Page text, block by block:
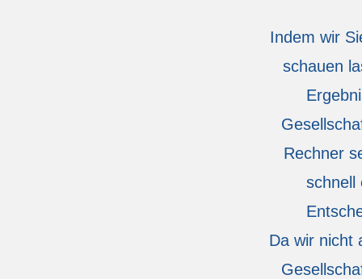
Indem wir
schauen
Rechner
schnell
Da wir nicht